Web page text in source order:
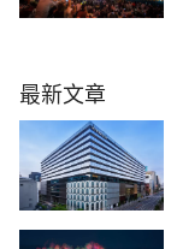
最新文章